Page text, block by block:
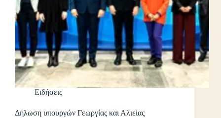
Ειδήσεις
Δήλωση υπουργών Γεωργίας και Αλιείας